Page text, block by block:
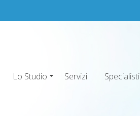
Lo Studio Servizi Specialisti